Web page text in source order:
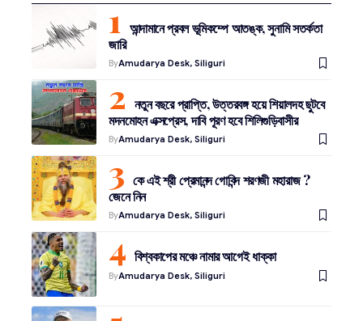
আন্দামানে প্রবল ভূমিকম্পে আতঙ্ক, সুনামি সতর্কতা
জারি
ByAmudarya Desk, Siliguri
নতুন বছরে প্রাপ্তি, উত্তরবঙ্গ হয়ে শিয়ালদহ ছুটবে
মদনমোহন এক্সপ্রেস, দাবি পূরণ হবে শিলিগুড়িবাসীর
ByAmudarya Desk, Siliguri
কে এই শ্রী প্রেমানন্দ গোবিন্দ শরণজী মহারাজ ?
জেনে নিন
ByAmudarya Desk, Siliguri
বিশ্বকাপের মঞ্চে নামার আগেই ধাক্কা
ByAmudarya Desk, Siliguri